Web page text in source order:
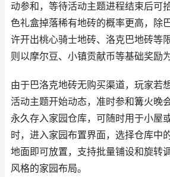
动参和，等待活动主题进程结束后可
色礼盒掉落稀有地砖的概率更高，除
许开出桃心骑士地砖、洛克巴地砖等
则以摩尔豆、小镇贡献币等基础奖励为
由于巴洛克地砖无购买渠道，玩家若
活动主题开始动态，准时参和篝火晚
永久存入家园仓库，可随时用于小屋
时，进入家园布置界面，选择仓库中
地面即可放置，支持批量铺设和旋转
风格的家园布局。